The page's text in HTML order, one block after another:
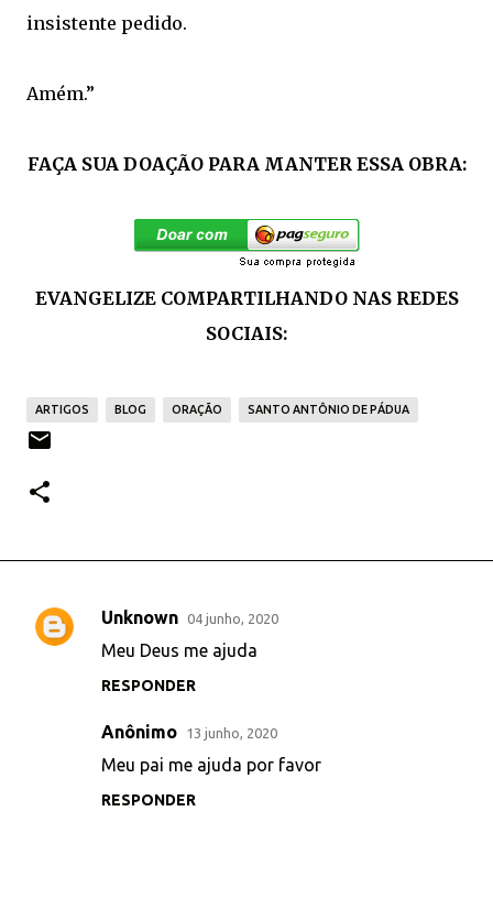
insistente pedido.
Amém.”
FAÇA SUA DOAÇÃO PARA MANTER ESSA OBRA:
EVANGELIZE COMPARTILHANDO NAS REDES
SOCIAIS:
ARTIGOS BLOG ORAÇÃO SANTO ANTÔNIO DE PÁDUA
C
Unknown 04 junho, 2020
Meu Deus me ajuda
RESPONDER
Anônimo 13 junho, 2020
Meu pai me ajuda por favor
RESPONDER